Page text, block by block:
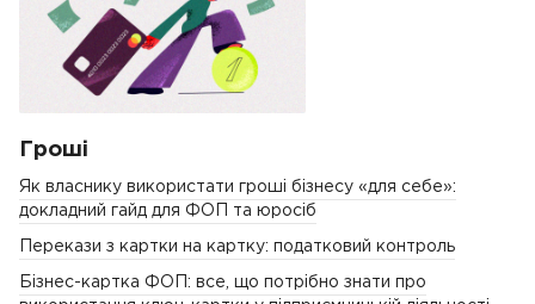
Гроші
Як власнику використати гроші бізнесу «для себе»:
докладний гайд для ФОП та юросіб
Перекази з картки на картку: податковий контроль
Бізнес-картка ФОП: все, що потрібно знати про